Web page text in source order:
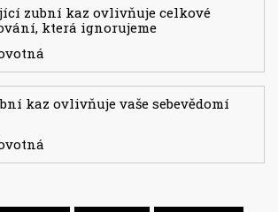
zubní kaz ovlivňuje celkové
která ignorujeme
kaz ovlivňuje vaše sebevědomí